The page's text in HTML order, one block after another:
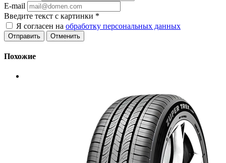
E-mail
Введите текст с картинки *
Я согласен на обработку персональных данных
Отменить
Похожие